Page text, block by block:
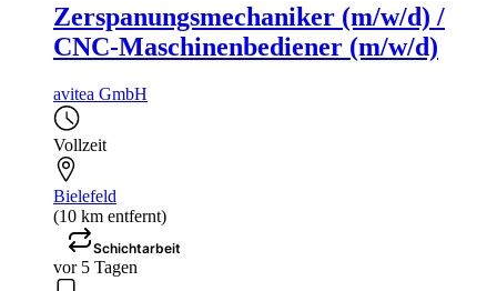
Zerspanungsmechaniker (m/w/d) /
CNC-Maschinenbediener (m/w/d)
avitea GmbH
Vollzeit
Bielefeld
(10 km entfernt)
Schichtarbeit
vor 5 Tagen